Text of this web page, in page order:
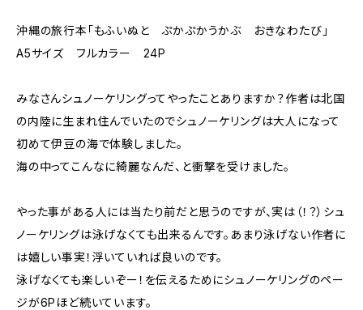
沖縄の旅行本「もふいぬと ぷかぷかうかぶ おきなわたび」
A5サイズ フルカラー 24P
みなさんシュノーケリングってやったことありますか？作者は北国
の内陸に生まれ住んでいたのでシュノーケリングは大人になって
初めて伊豆の海で体験しました。
海の中ってこんなに綺麗なんだ、と衝撃を受けました。
やった事がある人には当たり前だと思うのですが、実は（！？）シュ
ノーケリングは泳げなくても出来るんです。あまり泳げない作者に
は嬉しい事実！浮いていれば良いのです。
泳げなくても楽しいぞー！を伝えるためにシュノーケリングのペー
ジが6Pほど続いています。